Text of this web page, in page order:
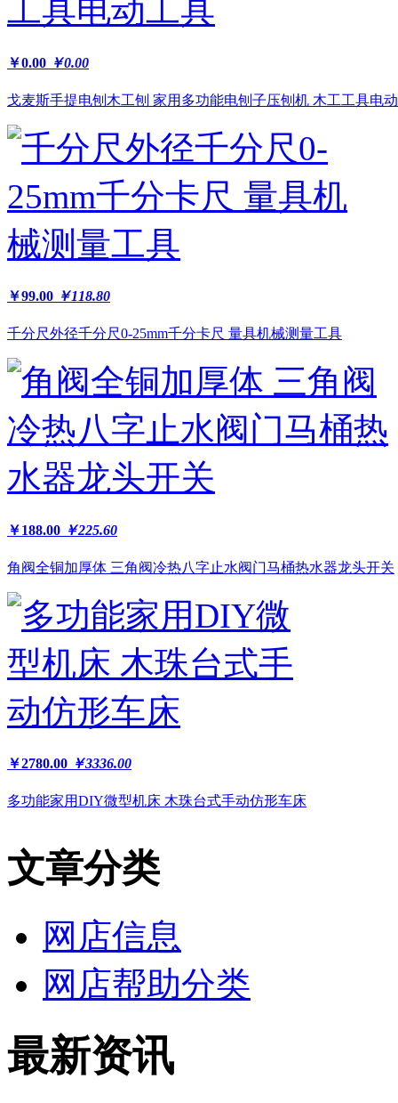
￥0.00 ￥0.00
戈麦斯手提电刨木工刨 家用多功能电刨子压刨机 木工工具电
￥99.00 ￥118.80
千分尺外径千分尺0-25mm千分卡尺 量具机械测量工具
￥188.00 ￥225.60
角阀全铜加厚体 三角阀冷热八字止水阀门马桶热水器龙头开关
￥2780.00 ￥3336.00
多功能家用DIY微型机床 木珠台式手动仿形车床
文章分类
网店信息
网店帮助分类
最新资讯